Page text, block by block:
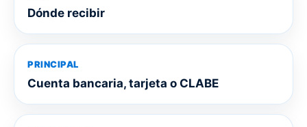
Dónde recibir
PRINCIPAL
Cuenta bancaria, tarjeta o CLABE